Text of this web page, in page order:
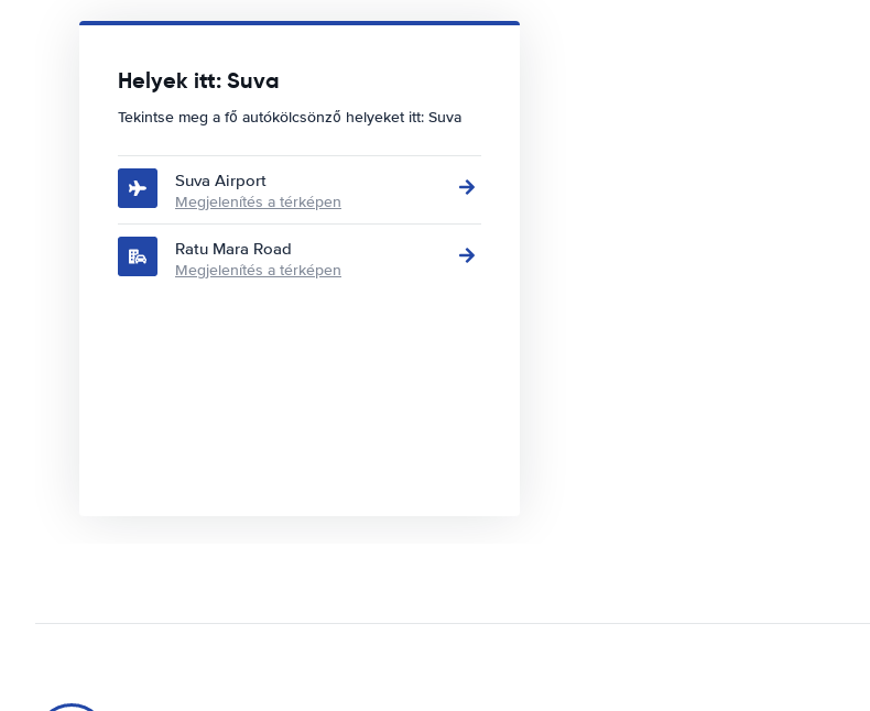
Helyek itt: Suva
Tekintse meg a fő autókölcsönző helyeket itt: Suva
Suva Airport
Megjelenítés a térképen
Ratu Mara Road
Megjelenítés a térképen